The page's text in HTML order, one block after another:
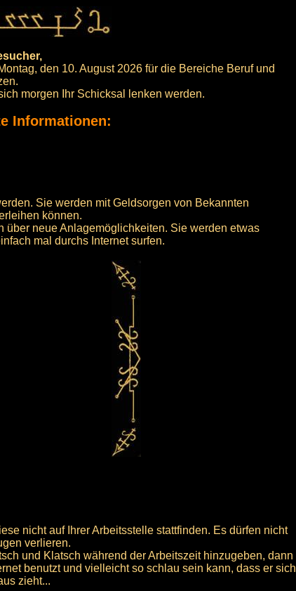
den 10. August 2026 für die Bereiche Beruf und
morgen Ihr Schicksal lenken werden.
Informationen:
Sie werden mit Geldsorgen von Bekannten
können.
über neue Anlagemöglichkeiten. Sie werden etwas
mal durchs Internet surfen.
nicht auf Ihrer Arbeitsstelle stattfinden. Es dürfen nicht
verlieren.
und Klatsch während der Arbeitszeit hinzugeben, dann
benutzt und vielleicht so schlau sein kann, dass er sich
zieht...